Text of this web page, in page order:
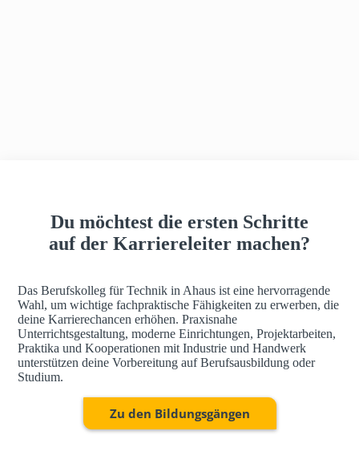
Du möchtest die ersten Schritte
auf der Karriereleiter machen?
Das Berufskolleg für Technik in Ahaus ist eine hervorragende
Wahl, um wichtige fachpraktische Fähigkeiten zu erwerben, die
deine Karrierechancen erhöhen. Praxisnahe
Unterrichtsgestaltung, moderne Einrichtungen, Projektarbeiten,
Praktika und Kooperationen mit Industrie und Handwerk
unterstützen deine Vorbereitung auf Berufsausbildung oder
Studium.
Zu den Bildungsgängen